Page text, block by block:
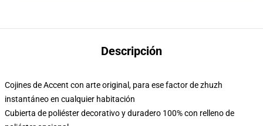
Descripción
Cojines de Accent con arte original, para ese factor de zhuzh
instantáneo en cualquier habitación
Cubierta de poliéster decorativo y duradero 100% con relleno de